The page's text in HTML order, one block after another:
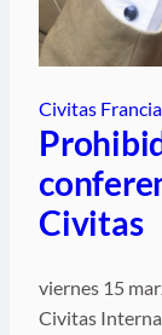
Civitas Francia
Civitas
viernes 15
Civitas